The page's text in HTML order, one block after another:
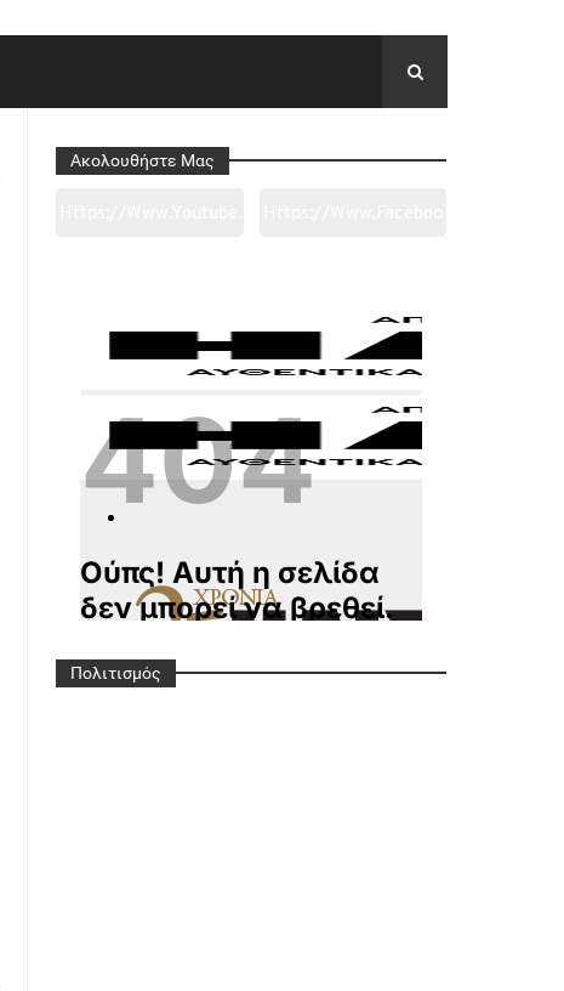
Ακολουθήστε Μας
Ref=pages_you_mana
Πολιτισμός